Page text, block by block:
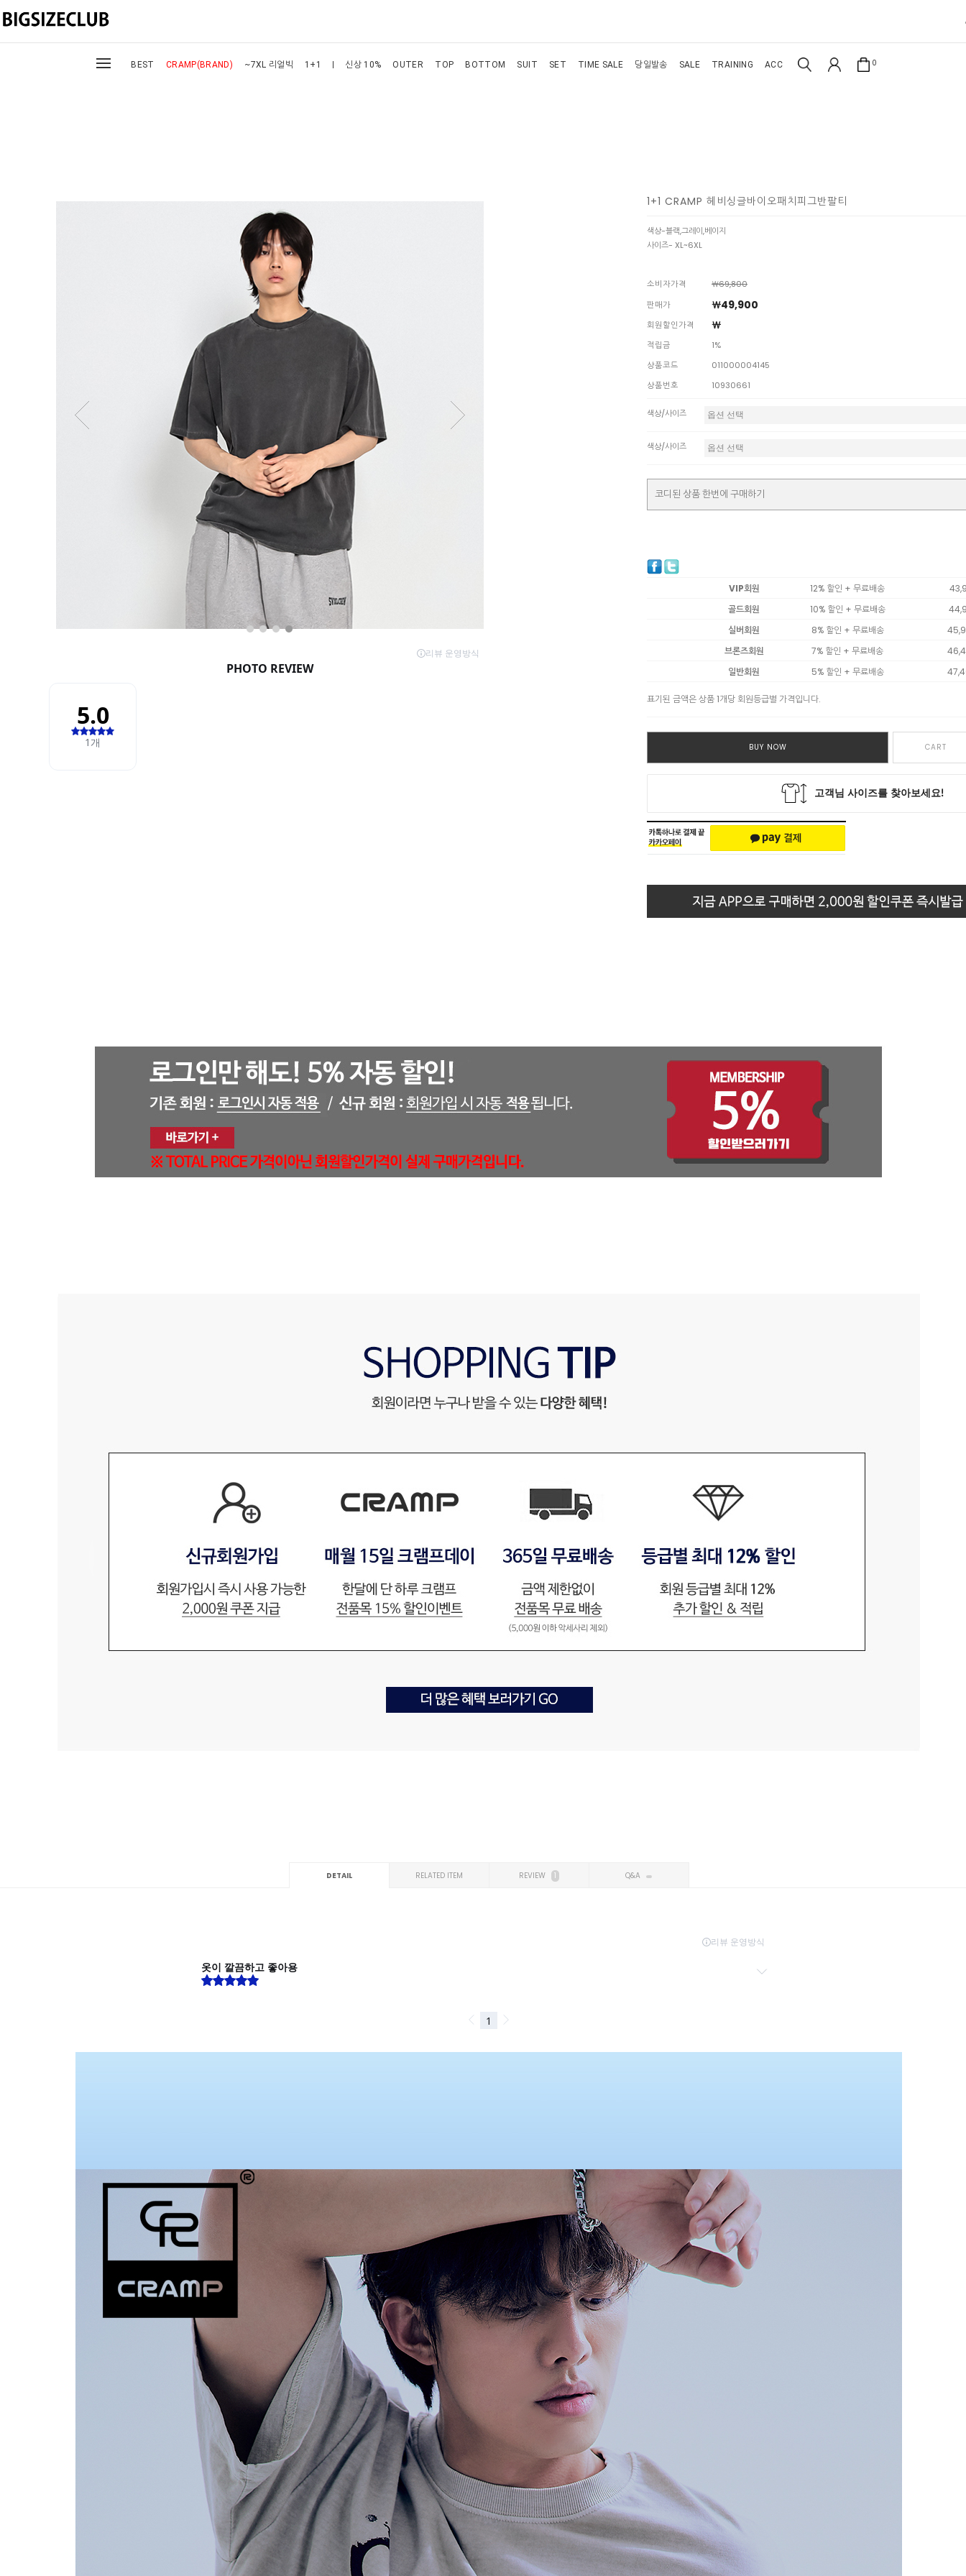
BEST CRAMP(BRAND) ~7XL 리얼빅 1+1 신상 10% OUTER TOP BOTTOM SUIT SET TIME SALE 당일발송 SALE TRAINING ACC 0
1+1 CRAMP 헤비싱글바이오패치피그반팔티
색상-블랙,그레이,베이지
사이즈- XL~6XL
소비자가격
￦69,800
판매가
￦49,900
회원할인가격 ￦
적립금
1%
상품코드
011000004145
상품번호
10930661
색상/사이즈
색상/사이즈
코디된 상품 한번에 구매하기
VIP회원 12% 할인 + 무료배송
골드회원
10% 할인 + 무료배송
실버회원
8% 할인 + 무료배송
브론즈회원
7% 할인 + 무료배송
일반회원
5% 할인 + 무료배송
표기된 금액은 상품 1개당 회원등급별 가격입니다.
BUY NOW CART
DETAIL RELATED ITEM REVIEW 1 Q&A